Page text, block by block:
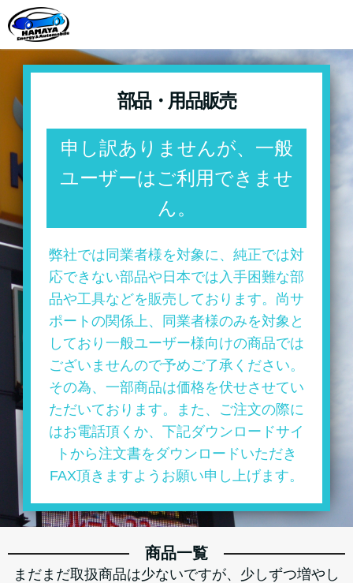
部品・用品販売
申し訳ありませんが、一般
ユーザーはご利用できませ
ん。
弊社では同業者様を対象に、純正では対
応できない部品や日本では入手困難な部
品や工具などを販売しております。尚サ
ポートの関係上、同業者様のみを対象と
しており一般ユーザー様向けの商品では
ございませんので予めご了承ください。
その為、一部商品は価格を伏せさせてい
ただいております。また、ご注文の際に
はお電話頂くか、下記ダウンロードサイ
トから注文書をダウンロードいただき
FAX頂きますようお願い申し上げます。
商品一覧
まだまだ取扱商品は少ないですが、少しずつ増やし